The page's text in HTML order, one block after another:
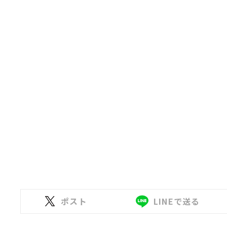
ポスト LINEで送る